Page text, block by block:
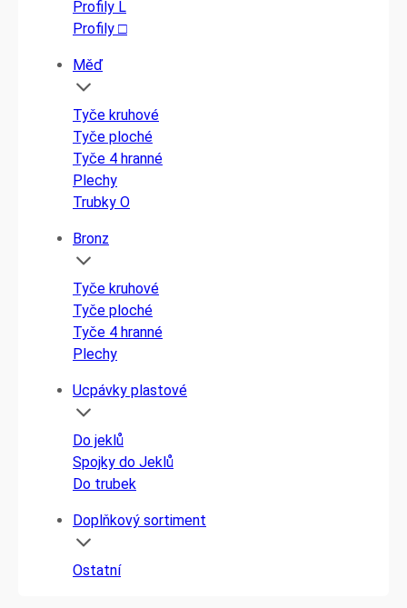
Profily L
Profily □
Měď
Tyče kruhové
Tyče ploché
Tyče 4 hranné
Plechy
Trubky O
Bronz
Tyče kruhové
Tyče ploché
Tyče 4 hranné
Plechy
Ucpávky plastové
Do jeklů
Spojky do Jeklů
Do trubek
Doplňkový sortiment
Ostatní